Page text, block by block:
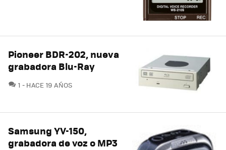
Pioneer BDR-202, nueva
grabadora Blu-Ray
1 COMENTARIOS
HACE 19 AÑOS
Samsung YV-150,
grabadora de voz o MP3